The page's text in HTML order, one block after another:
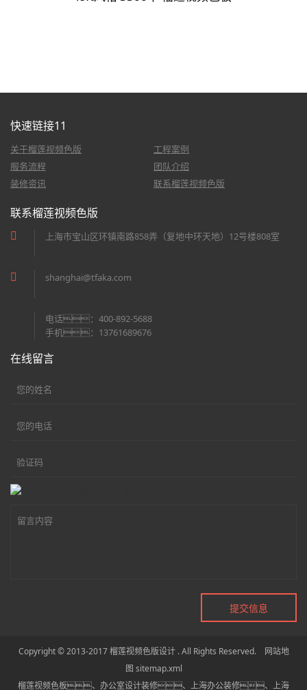
快速链接11
关于榴莲视频色版
工程案例
服务流程
团队介绍
装修资讯
联系榴莲视频色版
联系榴莲视频色版
上海市宝山区环镇南路858弄（复地中环天地）12号楼808室
shanghai@tfaka.com
电话：400-892-5688
手机：13761689676
在线留言
Copyright © 2013-2017 榴莲视频色版设计 . All Rights Reserved.
网站地
图 sitemap.xml
榴莲视频色板、 办公室设计装修、 上海办公装修、 上海